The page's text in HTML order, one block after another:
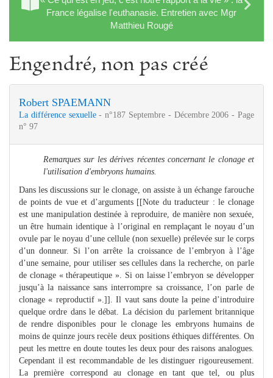
France légalise l'euthanasie. Entretien avec Mgr
Matthieu Rougé
Engendré, non pas créé
Robert SPAEMANN
La différence sexuelle- n°187 Septembre - Décembre 2006 - Page
n° 97
Remarques sur les dérives récentes concernant le clonage et
l'utilisation d'embryons humains.
Dans les discussions sur le clonage, on assiste à un échange farouche
de points de vue et d’arguments [[Note du traducteur : le clonage
est une manipulation destinée à reproduire, de manière non sexuée,
un être humain identique à l’original en remplaçant le noyau d’un
ovule par le noyau d’une cellule (non sexuelle) prélevée sur le corps
d’un donneur. Si l’on arrête la croissance de l’embryon à l’âge
d’une semaine, pour utiliser ses cellules dans la recherche, on parle
de clonage « thérapeutique ». Si on laisse l’embryon se développer
jusqu’à la naissance sans interrompre sa croissance, l’on parle de
clonage « reproductif ».]]. Il vaut sans doute la peine d’introduire
quelque ordre dans le débat. La décision du parlement britannique
de rendre disponibles pour le clonage les embryons humains de
moins de quinze jours recèle deux positions éthiques différentes. On
peut les mettre en doute toutes les deux pour des raisons analogues.
Cependant il est recommandable de les distinguer rigoureusement.
La première correspond au clonage en tant que tel, ou plus